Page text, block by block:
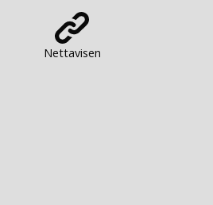
Nettavisen